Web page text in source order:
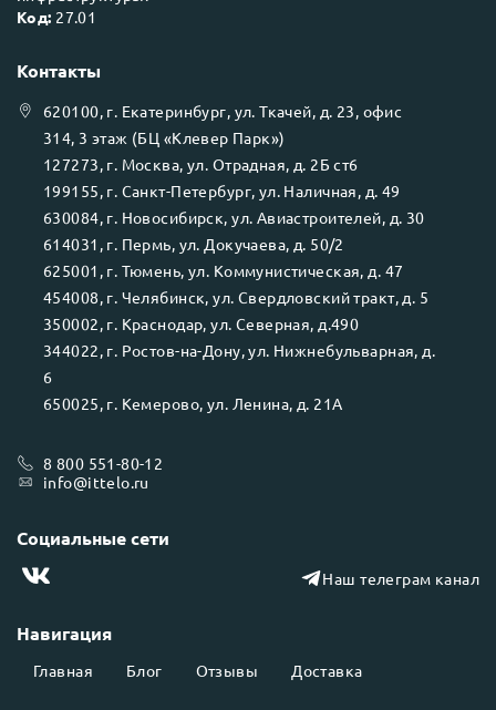
Код: 27.01
Навигация
Главная Блог Отзывы Доставка
Контакты
620100, г. Екатеринбург, ул.Ткачей, д. 23, офис
314, 3 этаж (БЦ «Клевер Парк»)
127273, г. Москва, ул. Отрадная, д. 2Б ст6
199155, г. Санкт-Петербург, ул. Наличная, д. 49
630084, г. Новосибирск, ул. Авиастроителей, д. 30
614031 , г. Пермь, ул. Докучаева, д. 50/2
625001 , г. Тюмень, ул. Коммунистическая, д. 47
454008, г. Челябинск, ул. Свердловский тракт, д. 5
350002, г. Краснодар, ул. Северная, д.490
344022, г. Ростов-на-Дону, ул. Нижнебульварная, д.
6
650025, г. Кемерово, ул. Ленина, д. 21А
8 800 551-80-12
info@ittelo.ru
Социальные сети
Наш телеграм канал